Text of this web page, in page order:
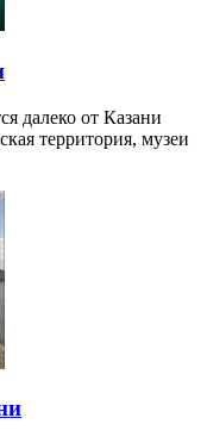
далеко от Казани
территория, музеи